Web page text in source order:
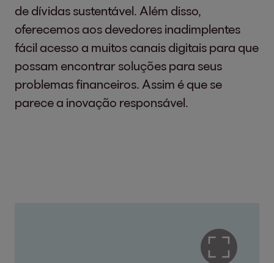
de dívidas sustentável. Além disso,
oferecemos aos devedores inadimplentes
fácil acesso a muitos canais digitais para que
possam encontrar soluções para seus
problemas financeiros. Assim é que se
parece a inovação responsável.